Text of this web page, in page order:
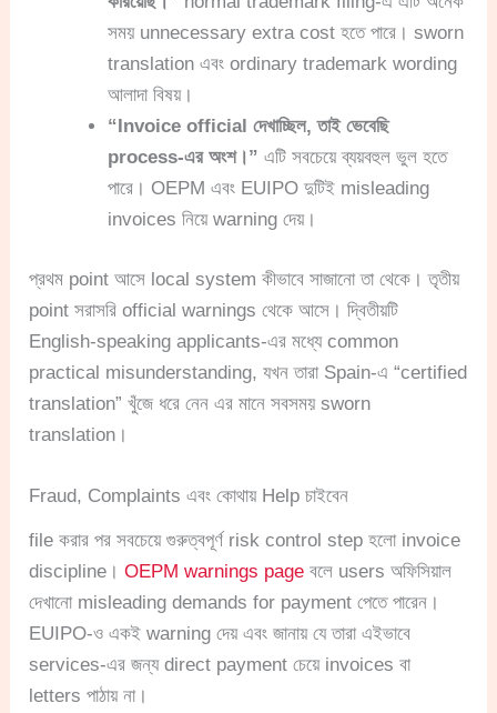
সময় unnecessary extra cost হতে পারে। sworn
translation এবং ordinary trademark wording
আলাদা বিষয়।
“Invoice official দেখাচ্ছিল, তাই ভেবেছি
process-এর অংশ।” এটি সবচেয়ে ব্যয়বহুল ভুল হতে
পারে। OEPM এবং EUIPO দুটিই misleading
invoices নিয়ে warning দেয়।
প্রথম point আসে local system কীভাবে সাজানো তা থেকে। তৃতীয়
point সরাসরি official warnings থেকে আসে। দ্বিতীয়টি
English-speaking applicants-এর মধ্যে common
practical misunderstanding, যখন তারা Spain-এ “certified
translation” খুঁজে ধরে নেন এর মানে সবসময় sworn
translation।
Fraud, Complaints এবং কোথায় Help চাইবেন
file করার পর সবচেয়ে গুরুত্বপূর্ণ risk control step হলো invoice
discipline।OEPM warnings page বলে users অফিসিয়াল
দেখানো misleading demands for payment পেতে পারেন।
EUIPO-ও একই warning দেয় এবং জানায় যে তারা এইভাবে
services-এর জন্য direct payment চেয়ে invoices বা
letters পাঠায় না।